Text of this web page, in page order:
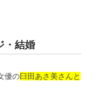
・結婚
優の臼田あさ美さんと